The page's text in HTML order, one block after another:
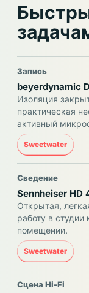
Запись
beyerdynamic
Изоляция
практическая
активный
Sweetwater
Сведение
Sennheiser HD
Открытая,
работу в
помещении.
Sweetwater
Сцена Hi-Fi